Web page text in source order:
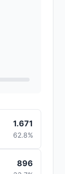
1.671
62.8%
896